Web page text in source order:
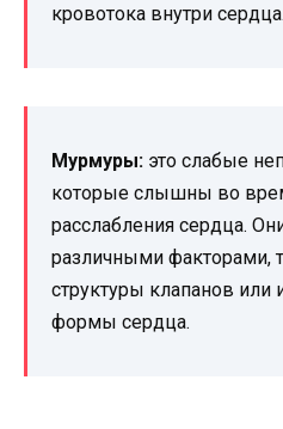
кровотока внутри сердца.
Мурмуры: это слабые
которые слышны во
расслабления сердца.
различными факторами,
структуры клапанов
формы сердца.